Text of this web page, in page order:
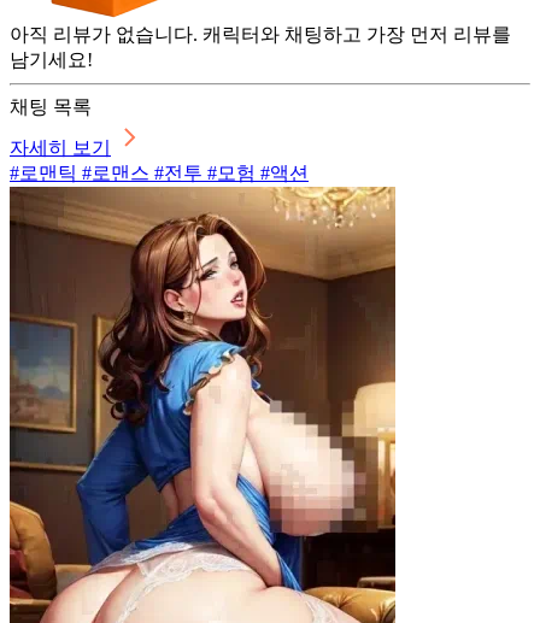
아직 리뷰가 없습니다. 캐릭터와 채팅하고 가장 먼저 리뷰를
남기세요!
채팅 목록
자세히 보기
#로맨틱 #로맨스 #전투 #모험 #액션